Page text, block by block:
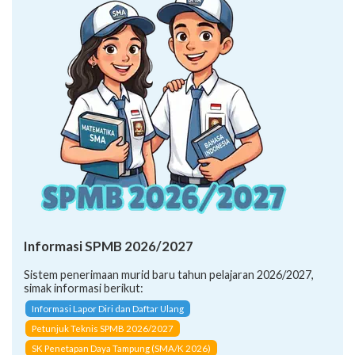
Informasi SPMB 2026/2027
simak informasi berikut:
Petunjuk Teknis SPMB 2026/2027
SK Penetapan Daya Tampung (SMA/K 2026)
CARA PENDAFTARAN JALUR: